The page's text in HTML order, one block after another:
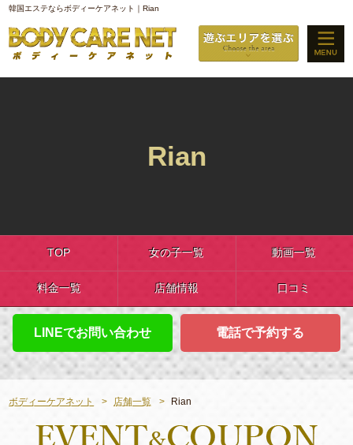
韓国エステならボディーケアネット｜Rian
Rian
TOP 女の子一覧 動画一覧
料金一覧 店舗情報 口コミ
LINEでお問い合わせ 電話で予約する
ボディーケアネット 店舗一覧 Rian